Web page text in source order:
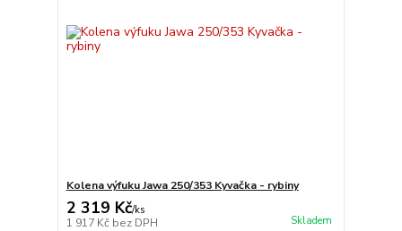
Kolena výfuku Jawa 250/353 Kyvačka - rybiny
2 319 Kč/ks
1 917 Kč bez DPH Skladem